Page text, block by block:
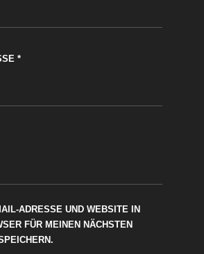
*
ADRESSE UND WEBSITE IN
FÜR MEINEN NÄCHSTEN